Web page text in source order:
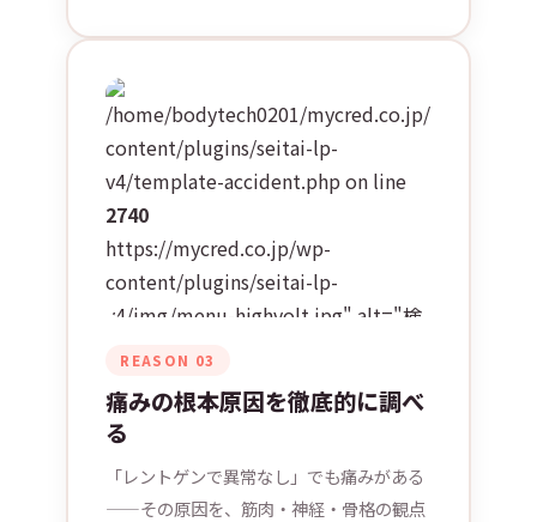
/home/bodytech0201/mycred.co.jp/
content/plugins/seitai-lp-
v4/template-accident.php on line
2740
https://mycred.co.jp/wp-
content/plugins/seitai-lp-
v4/img/menu-highvolt.jpg" alt="検
査・カウンセリング"
REASON 03
痛みの根本原因を徹底的に調べ
る
「レントゲンで異常なし」でも痛みがある
——その原因を、筋肉・神経・骨格の観点